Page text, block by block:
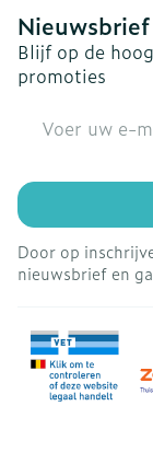
Nieuwsbrief
Blijf op de
promoties
Door op
nieuwsbrief en